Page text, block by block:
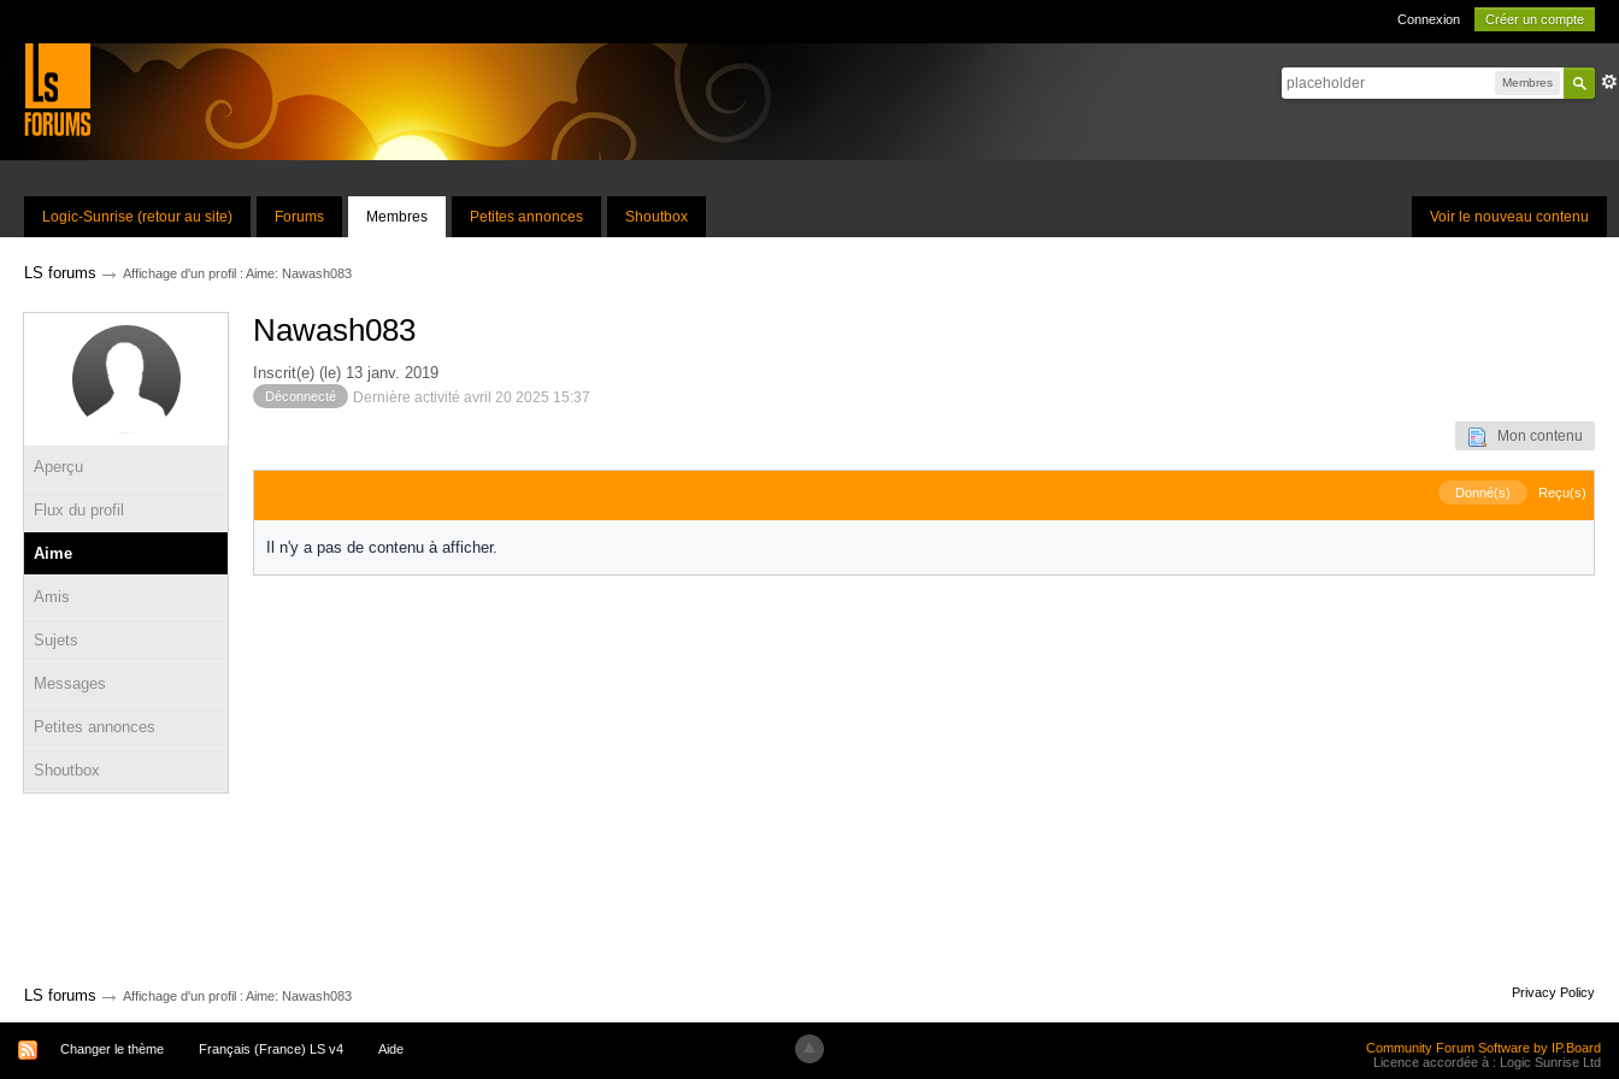
Connexion Créer un compte
Membres
Voir le nouveau contenu
Logic-Sunrise (retour au site) Forums Membres Petites annonces Shoutbox
LS forums → Affichage d'un profil : Aime: Nawash083
Aperçu
Flux du profil
Aime
Amis
Sujets
Messages
Petites annonces
Shoutbox
Nawash083
Inscrit(e) (le) 13 janv. 2019
Déconnecté Dernière activité avril 20 2025 15:37
Mon contenu
Donné(s) Reçu(s)
Il n'y a pas de contenu à afficher.
LS forums → Affichage d'un profil : Aime: Nawash083 Privacy Policy
Changer le thème Français (France) LS v4 Aide
Community Forum Software by IP.Board
Licence accordée à : Logic Sunrise Ltd